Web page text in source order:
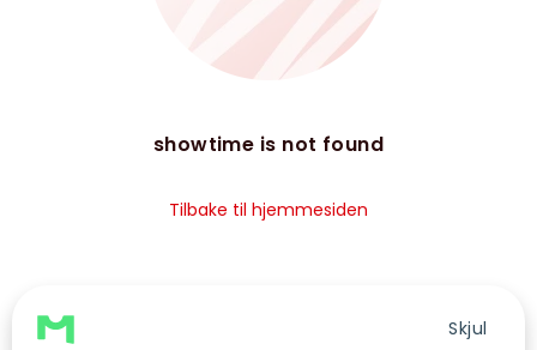
Skjul
showtime is not found
Tilbake til hjemmesiden